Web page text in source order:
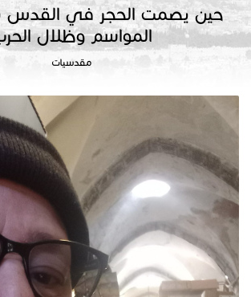
الرئيسية
نبض إيلياء
إقتصاد وحياة
جبل المشارف
يحكى أن
حين يصمت الحجر في القدس
المواسم وظلال
مقدسيات